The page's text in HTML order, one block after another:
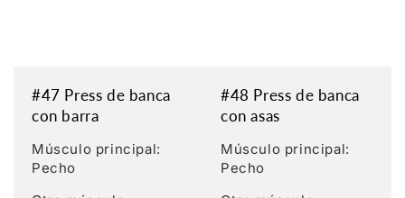
#47 Press de banca
con barra
Músculo principal:
Pecho
#48 Press de banca
con asas
Músculo principal:
Pecho